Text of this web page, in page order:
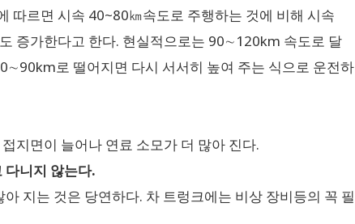
따르면 시속 40~80㎞속도로 주행하는 것에 비해 시속
증가한다고 한다. 현실적으로는 90∼120km 속도로 달
로 떨어지면 다시 서서히 높여 주는 식으로 운전하
지면이 늘어나 연료 소모가 더 많아 진다.
다니지 않는다.
지는 것은 당연하다. 차 트렁크에는 비상 장비등의 꼭 필